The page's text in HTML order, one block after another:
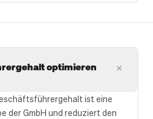
optimieren +
ist eine
der GmbH und reduziert den